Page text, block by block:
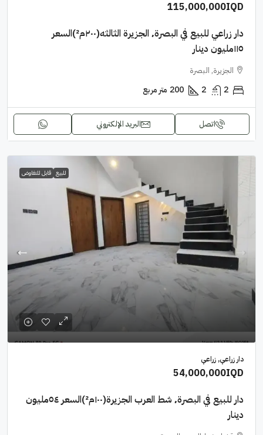
115,000,000IQD
دار زراعي للبيع في البصرة٬ الجزيرة الثالثه(٢٠٠م²)السعر
١١٥مليون دينار
الجزيرة, البصرة
2
2
200 متر مربع
اتصل البريد الإلكتروني
للبيع قابل للتفاوض
دار زراعي, زراعي
54,000,000IQD
دار للبيع في البصرة٬ شط العرب الجزيرة(١٠٠م²)السعر ٥٤مليون
دينار